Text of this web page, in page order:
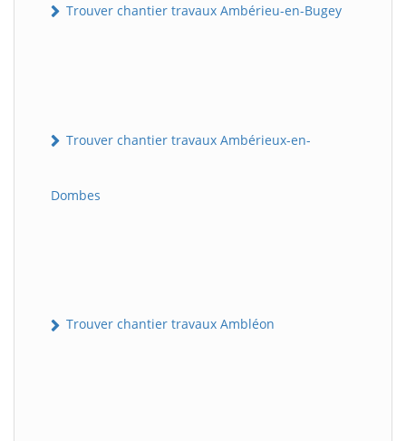
Trouver chantier travaux Ambérieu-en-Bugey
Trouver chantier travaux Ambérieux-en-
Dombes
Trouver chantier travaux Ambléon